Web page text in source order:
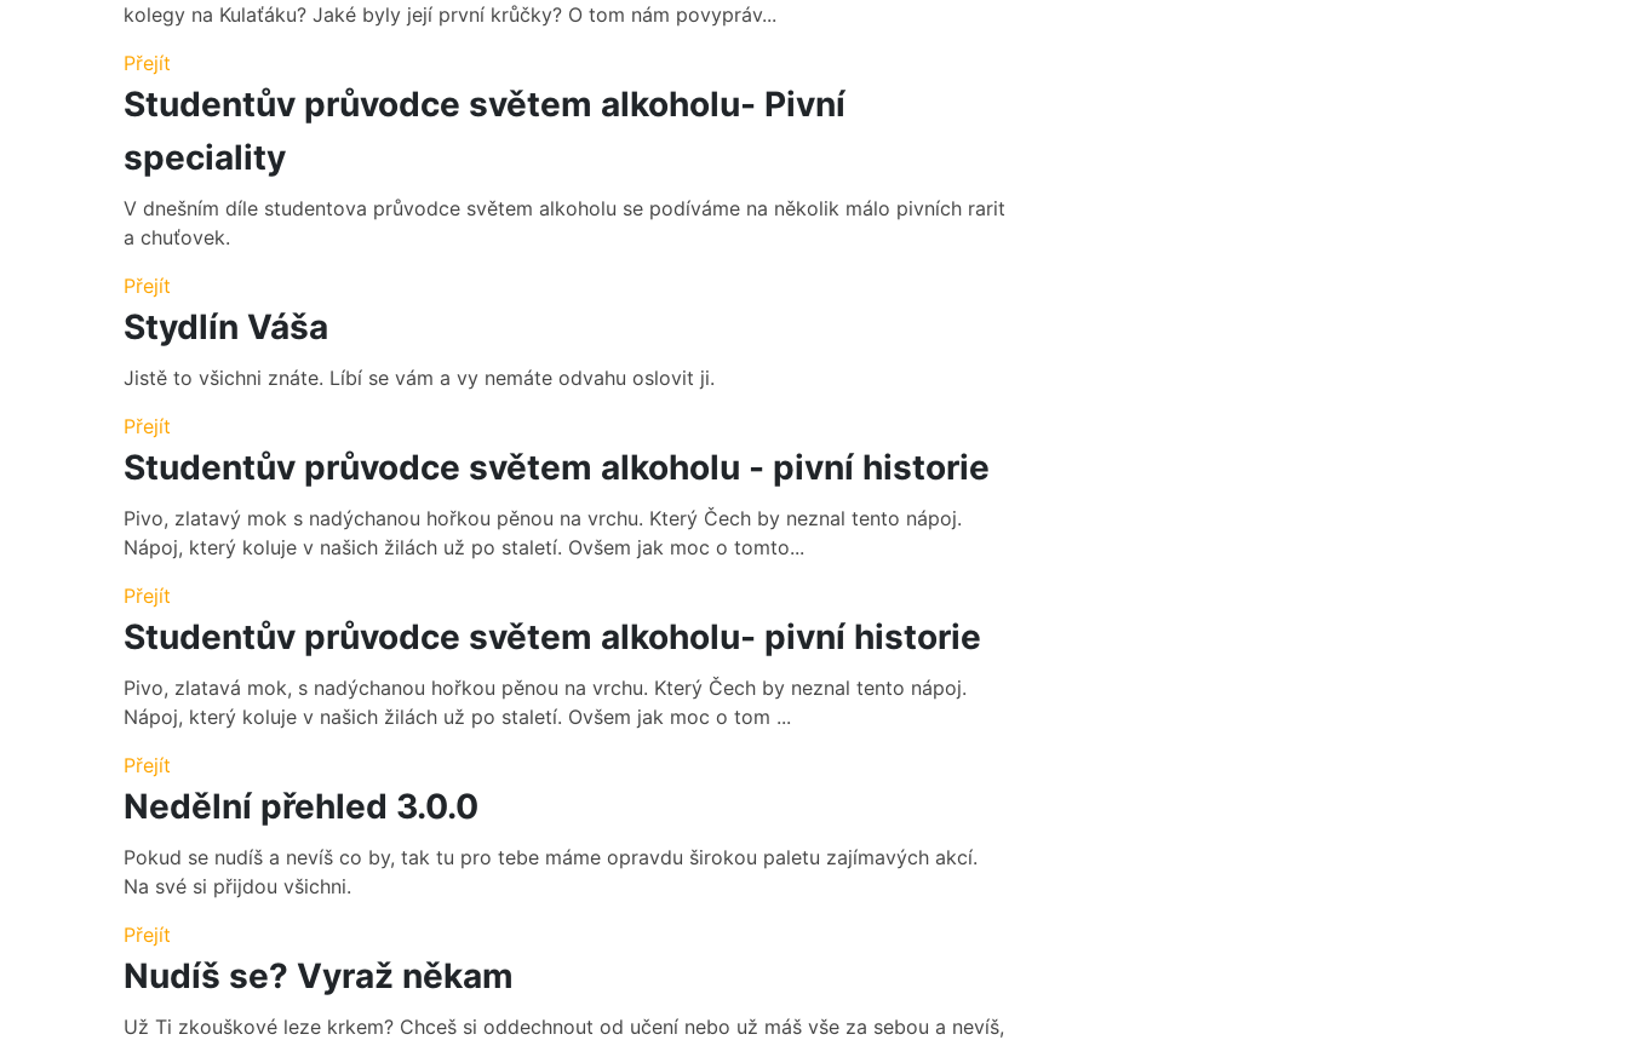
kolegy na Kulaťáku? Jaké byly její první krůčky? O tom nám povypráv...
Přejít
Studentův průvodce světem alkoholu- Pivní
speciality
V dnešním díle studentova průvodce světem alkoholu se podíváme na několik málo pivních rarit
a chuťovek.
Přejít
Stydlín Váša
Jistě to všichni znáte. Líbí se vám a vy nemáte odvahu oslovit ji.
Přejít
Studentův průvodce světem alkoholu - pivní historie
Pivo, zlatavý mok s nadýchanou hořkou pěnou na vrchu. Který Čech by neznal tento nápoj.
Nápoj, který koluje v našich žilách už po staletí. Ovšem jak moc o tomto...
Přejít
Studentův průvodce světem alkoholu- pivní historie
Pivo, zlatavá mok, s nadýchanou hořkou pěnou na vrchu. Který Čech by neznal tento nápoj.
Nápoj, který koluje v našich žilách už po staletí. Ovšem jak moc o tom ...
Přejít
Nedělní přehled 3.0.0
Pokud se nudíš a nevíš co by, tak tu pro tebe máme opravdu širokou paletu zajímavých akcí.
Na své si přijdou všichni.
Přejít
Nudíš se? Vyraž někam
Už Ti zkouškové leze krkem? Chceš si oddechnout od učení nebo už máš vše za sebou a nevíš,